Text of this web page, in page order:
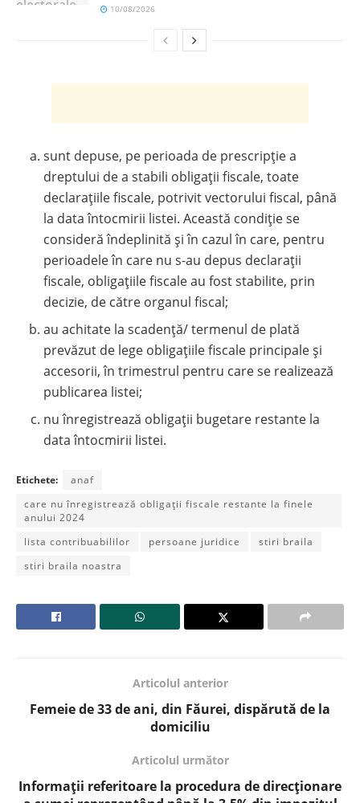
10/08/2026
sunt depuse, pe perioada de prescripţie a
dreptului de a stabili obligaţii fiscale, toate
declaraţiile fiscale, potrivit vectorului fiscal, până
la data întocmirii listei. Această condiţie se
consideră îndeplinită şi în cazul în care, pentru
perioadele în care nu s-au depus declaraţii
fiscale, obligaţiile fiscale au fost stabilite, prin
decizie, de către organul fiscal;
au achitate la scadenţă/ termenul de plată
prevăzut de lege obligaţiile fiscale principale şi
accesorii, în trimestrul pentru care se realizează
publicarea listei;
nu înregistrează obligaţii bugetare restante la
data întocmirii listei.
Etichete:
anaf
care nu înregistrează obligaţii fiscale restante la finele
anului 2024
lista contribuabililor
persoane juridice
stiri braila
stiri braila noastra
Articolul anterior
Femeie de 33 de ani, din Făurei, dispărută de la
domiciliu
Articolul următor
Informații referitoare la procedura de direcționare